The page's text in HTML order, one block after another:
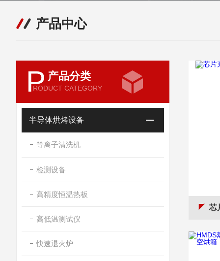
产品中心
P 产品分类
RODUCT CATEGORY
半导体烘烤设备
等离子清洗机
检测设备
高精度恒温热板
高低温测试仪
快速退火炉
芯